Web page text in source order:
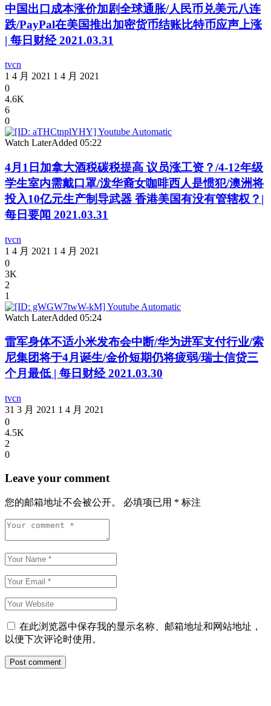
中国出口成本涨价加剧全球通胀/人民币兑美元八连
跌/PayPal在美国推出加密货币结账比特币应声上涨
| 每日财经 2021.03.31
tvcn
1 4 月 2021 1 4 月 2021
0
4.6K
6
0
Watch LaterAdded 05:22
4月1日加拿大酒税碳税提高 议员涨工资？/4-12年级
学生室内需戴口罩/泼华裔女咖啡西人是惯犯/澳洲将
投入10亿元生产制导武器 香港美国有没有管辖权？|
每日要闻 2021.03.31
tvcn
1 4 月 2021 1 4 月 2021
0
3K
2
1
Watch LaterAdded 05:24
雷军身体不适小米发布会中断/华为进军支付行业/索
尼集团将于4月诞生/金价短期仍将疲弱/瑞士信贷三
个月最低 | 每日财经 2021.03.30
tvcn
31 3 月 2021 1 4 月 2021
0
4.5K
2
0
Leave your comment
您的邮箱地址不会被公开。 必填项已用 * 标注
在此浏览器中保存我的显示名称、邮箱地址和网站地址，
以便下次评论时使用。